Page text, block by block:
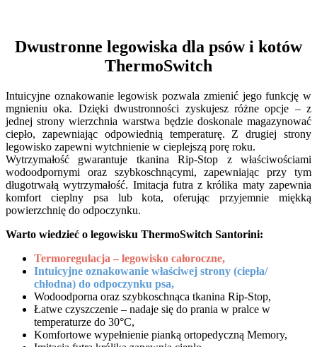
Dwustronne legowiska dla psów i kotów
ThermoSwitch
Intuicyjne oznakowanie legowisk pozwala zmienić jego funkcję w
mgnieniu oka. Dzięki dwustronności zyskujesz różne opcje – z
jednej strony wierzchnia warstwa będzie doskonale magazynować
ciepło, zapewniając odpowiednią temperaturę. Z drugiej strony
legowisko zapewni wytchnienie w cieplejszą porę roku.
Wytrzymałość gwarantuje tkanina Rip-Stop z właściwościami
wodoodpornymi oraz szybkoschnącymi, zapewniając przy tym
długotrwałą wytrzymałość. Imitacja futra z królika maty zapewnia
komfort cieplny psa lub kota, oferując przyjemnie miękką
powierzchnię do odpoczynku.
Warto wiedzieć o legowisku ThermoSwitch Santorini:
Termoregulacja – legowisko całoroczne,
Intuicyjne oznakowanie właściwej strony (ciepła/
chłodna) do odpoczynku psa,
Wodoodporna oraz szybkoschnąca tkanina Rip-Stop,
Łatwe czyszczenie – nadaje się do prania w pralce w
temperaturze do 30°C,
Komfortowe wypełnienie pianką ortopedyczną Memory,